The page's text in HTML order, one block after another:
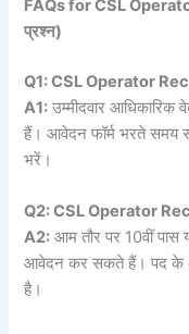
FAQs for CSL
प्रश्न)
Q1: CSL Operator
A1: उम्मीदवार
हैं। आवेदन फॉर्म भरते समय
भरें।
Q2: CSL Operator
A2: आम तौर पर 10वीं पास
आवेदन कर सकते हैं। पद के
है।